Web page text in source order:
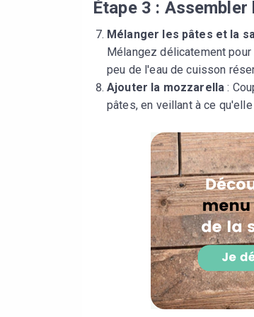
Étape 3 :
Mélanger les pâtes et la
Mélangez délicatement
peu de l'eau de cuisson
Ajouter la mozzarella :
pâtes, en veillant à ce